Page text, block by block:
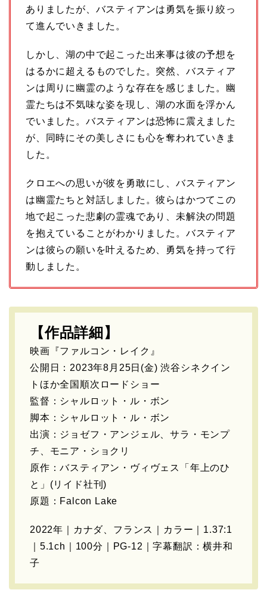
ありましたが、バスティアンは勇気を振り絞っ
て進んでいきました。
しかし、湖の中で起こった出来事は彼の予想を
はるかに超えるものでした。突然、バスティア
ンは周りに幽霊のような存在を感じました。幽
霊たちは不気味な姿を現し、湖の水面を浮かん
でいました。バスティアンは恐怖に震えました
が、同時にその美しさにも心を奪われていきま
した。
クロエへの思いが彼を勇敢にし、バスティアン
は幽霊たちと対話しました。彼らはかつてこの
地で起こった悲劇の霊魂であり、未解決の問題
を抱えていることがわかりました。バスティア
ンは彼らの願いを叶えるため、勇気を持って行
動しました。
【作品詳細】
映画『ファルコン・レイク』
公開日：2023年8月25日(金) 渋谷シネクイン
トほか全国順次ロードショー
監督：シャルロット・ル・ボン
脚本：シャルロット・ル・ボン
出演：ジョゼフ・アンジェル、サラ・モンプ
チ、モニア・ショクリ
原作：バスティアン・ヴィヴェス「年上のひ
と」(リイド社刊)
原題：Falcon Lake
2022年｜カナダ、フランス｜カラー｜1.37:1
｜5.1ch｜100分｜PG-12｜字幕翻訳：横井和
子